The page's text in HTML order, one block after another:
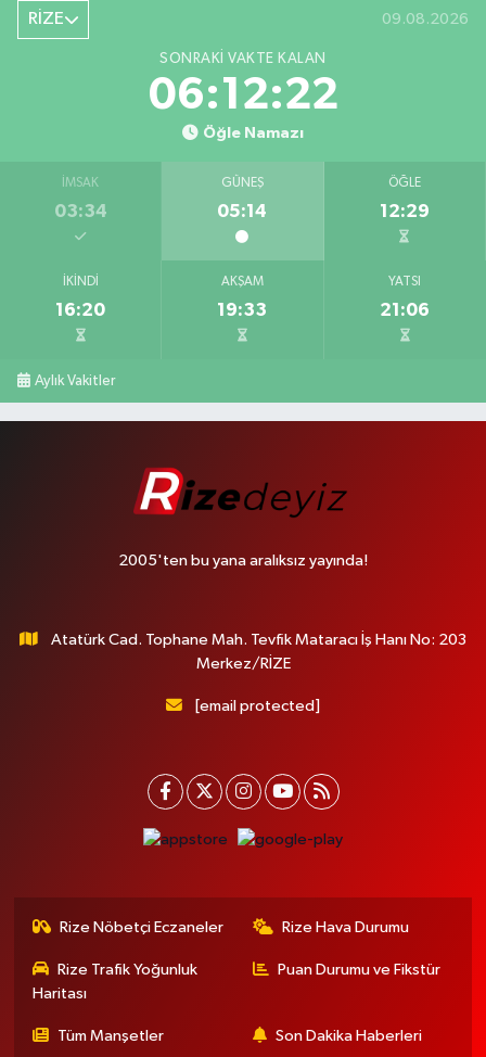
RİZE 09.08.2026
SONRAKI VAKTE KALAN
06:12:22
Öğle Namazı
İMSAK
03:34
GÜNEŞ
05:14
ÖĞLE
12:29
İKINDI
16:20
AKŞAM
19:33
YATSI
21:06
Aylık Vakitler
2005'ten bu yana aralıksız yayında!
Atatürk Cad. Tophane Mah. Tevfik Mataracı İş Hanı No: 203
Merkez/RİZE
[email protected]
Rize Nöbetçi Eczaneler Rize Hava Durumu
Rize Trafik Yoğunluk
Haritası
Puan Durumu ve Fikstür
Tüm Manşetler Son Dakika Haberleri